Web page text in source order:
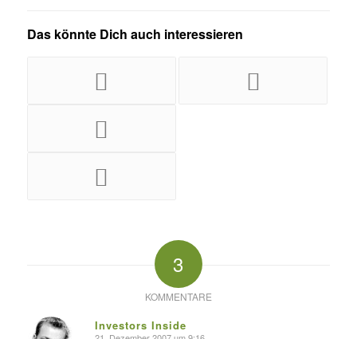
Das könnte Dich auch interessieren
3
KOMMENTARE
Investors Inside